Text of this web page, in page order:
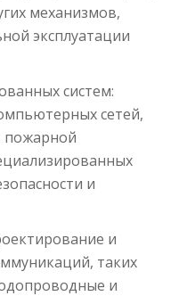
механизмов,
эксплуатации
систем:
сетей,
пожарной
и
и
таких
и